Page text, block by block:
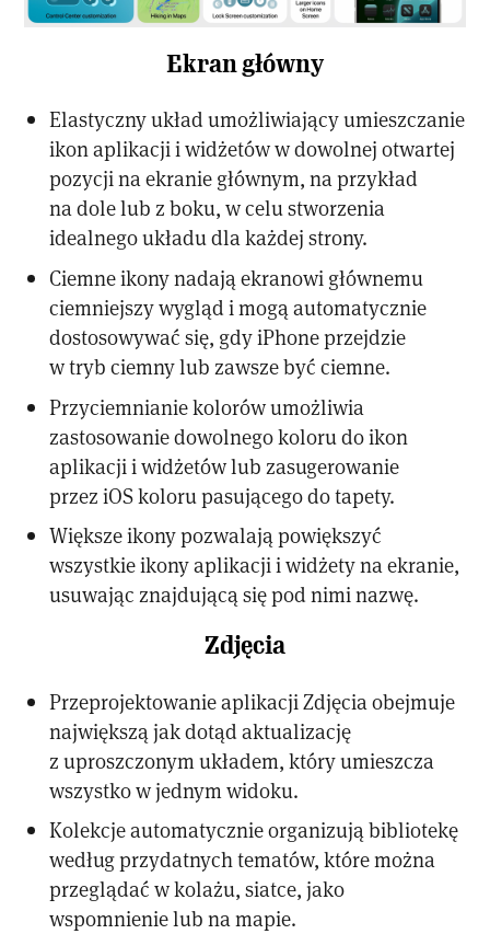
Ekran główny
Elastyczny układ umożliwiający umieszczanie
ikon aplikacji i widżetów w dowolnej otwartej
pozycji na ekranie głównym, na przykład
na dole lub z boku, w celu stworzenia
idealnego układu dla każdej strony.
Ciemne ikony nadają ekranowi głównemu
ciemniejszy wygląd i mogą automatycznie
dostosowywać się, gdy iPhone przejdzie
w tryb ciemny lub zawsze być ciemne.
Przyciemnianie kolorów umożliwia
zastosowanie dowolnego koloru do ikon
aplikacji i widżetów lub zasugerowanie
przez iOS koloru pasującego do tapety.
Większe ikony pozwalają powiększyć
wszystkie ikony aplikacji i widżety na ekranie,
usuwając znajdującą się pod nimi nazwę.
Zdjęcia
Przeprojektowanie aplikacji Zdjęcia obejmuje
największą jak dotąd aktualizację
z uproszczonym układem, który umieszcza
wszystko w jednym widoku.
Kolekcje automatycznie organizują bibliotekę
według przydatnych tematów, które można
przeglądać w kolażu, siatce, jako
wspomnienie lub na mapie.